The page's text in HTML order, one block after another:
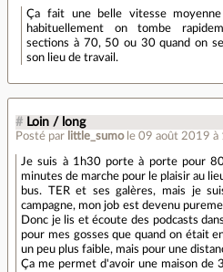
Ça fait une belle vitesse
habituellement on tombe
sections à 70, 50 ou 30 quand on
son lieu de travail.
# Loin / long
Posté par little_sumo le 09 août 2019 à
Je suis à 1h30 porte à porte pour
minutes de marche pour le plaisir au
bus. TER et ses galères, mais je
campagne, mon job est devenu
Donc je lis et écoute des podcasts
pour mes gosses que quand on était
un peu plus faible, mais pour une
Ça me permet d'avoir une maison